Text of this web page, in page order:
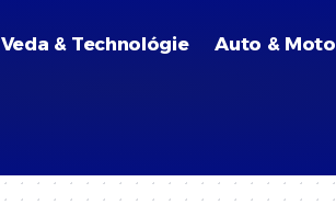
Veda & Technológie Auto & Moto